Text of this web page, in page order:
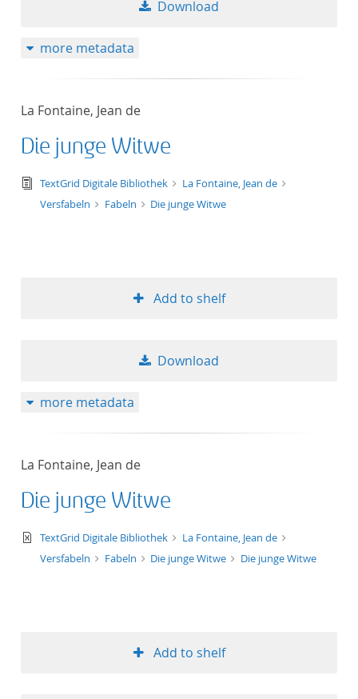
Download
more metadata
La Fontaine, Jean de
Die junge Witwe
text/tg.edition+tg.aggregation+xml
TextGrid Digitale Bibliothek
La Fontaine, Jean de
Versfabeln
Fabeln Die junge Witwe
Add to shelf
Download
more metadata
La Fontaine, Jean de
Die junge Witwe
text/xml
TextGrid Digitale Bibliothek
La Fontaine, Jean de
Versfabeln
Fabeln Die junge Witwe Die junge Witwe
Add to shelf